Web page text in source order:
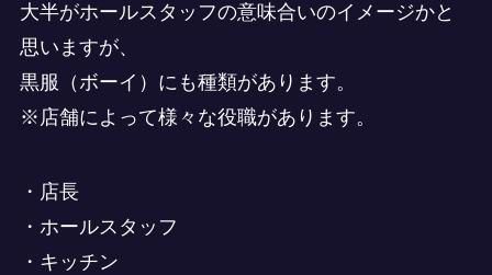
大半がホールスタッフの意味合いのイメージかと
思いますが、
黒服（ボーイ）にも種類があります。
※店舗によって様々な役職があります。
・店長
・ホールスタッフ
・キッチン